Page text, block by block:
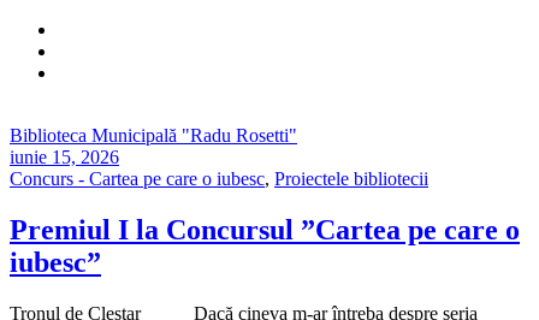
Biblioteca Municipală "Radu Rosetti"
iunie 15, 2026
Concurs - Cartea pe care o iubesc, Proiectele bibliotecii
Premiul I la Concursul ”Cartea pe care o
iubesc”
Tronul de Cleștar Dacă cineva m-ar întreba despre seria